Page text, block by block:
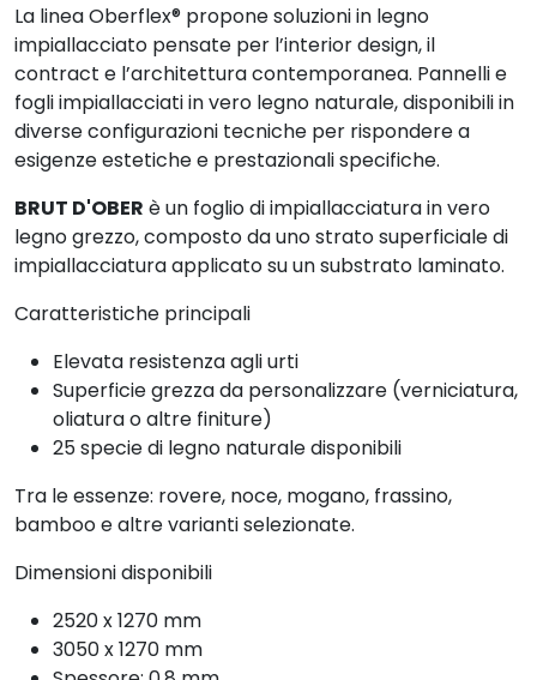
La linea Oberflex® propone soluzioni in legno
impiallacciato pensate per l’interior design, il
contract e l’architettura contemporanea. Pannelli e
fogli impiallacciati in vero legno naturale, disponibili in
diverse configurazioni tecniche per rispondere a
esigenze estetiche e prestazionali specifiche.
BRUT D'OBER è un foglio di impiallacciatura in vero
legno grezzo, composto da uno strato superficiale di
impiallacciatura applicato su un substrato laminato.
Caratteristiche principali
Elevata resistenza agli urti
Superficie grezza da personalizzare (verniciatura,
oliatura o altre finiture)
25 specie di legno naturale disponibili
Tra le essenze: rovere, noce, mogano, frassino,
bamboo e altre varianti selezionate.
Dimensioni disponibili
2520 x 1270 mm
3050 x 1270 mm